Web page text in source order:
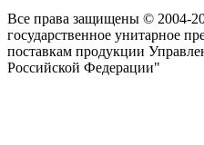
Все права защищены © 2004-
государственное унитарное
поставкам продукции
Российской Федерации"